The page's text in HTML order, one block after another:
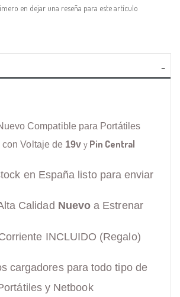
en dejar una reseña para este artículo
Compatible para Portátiles
con Voltaje de 19v y Pin Central
en España listo para enviar
Calidad Nuevo a Estrenar
INCLUIDO (Regalo)
cargadores para todo tipo de
y Netbook